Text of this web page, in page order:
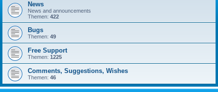
News
News and announcements
Themen: 422
Bugs
Themen: 49
Free Support
Themen: 1225
Comments, Suggestions, Wishes
Themen: 46